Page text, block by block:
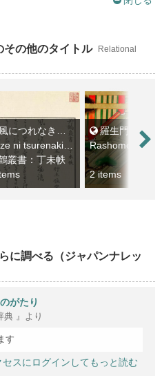
その他のタイトル
Relational
風につれなき物語
Kaze ni tsurenaki monogatari
叢書：丁未帙
羅生門
Rashomon
2 items
に調べる（ジャパンナレッ
がたり
典 』より
す
セスにログインしてもっと読む